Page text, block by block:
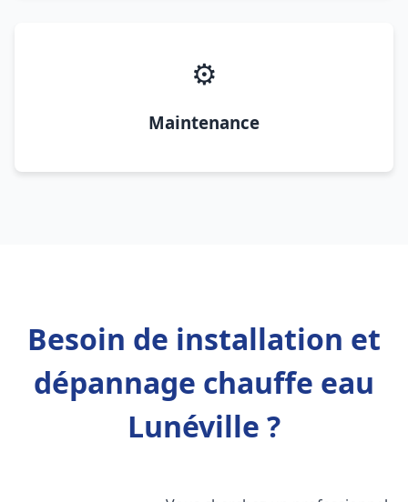
⚙️
Maintenance
Besoin de installation et
dépannage chauffe eau
Lunéville ?